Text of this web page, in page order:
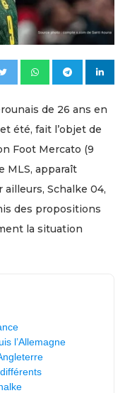
de 26 ans en
été, fait l’objet de
Foot Mercato (9
MLS, apparaît
ailleurs, Schalke 04,
des propositions
la situation
l’Allemagne